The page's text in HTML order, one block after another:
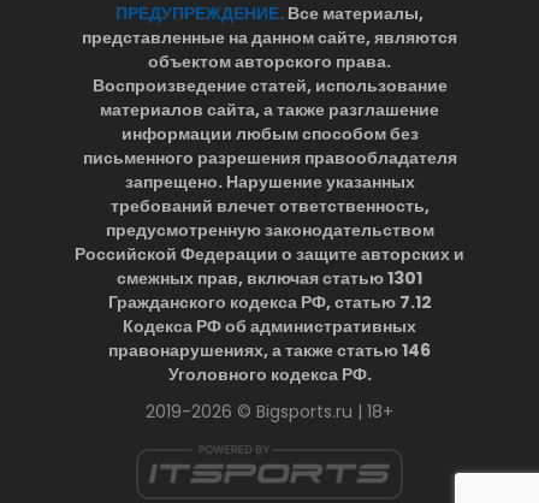
ПРЕДУПРЕЖДЕНИЕ. Все материалы,
представленные на данном сайте, являются
объектом авторского права.
Воспроизведение статей, использование
материалов сайта, а также разглашение
информации любым способом без
письменного разрешения правообладателя
запрещено. Нарушение указанных
требований влечет ответственность,
предусмотренную законодательством
Российской Федерации о защите авторских и
смежных прав, включая статью 1301
Гражданского кодекса РФ, статью 7.12
Кодекса РФ об административных
правонарушениях, а также статью 146
Уголовного кодекса РФ.
2019-2026 © Bigsports.ru | 18+